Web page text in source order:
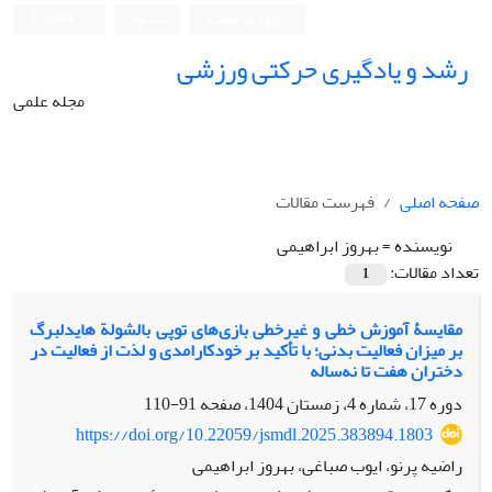
رشد و یادگیری حرکتی ورزشی
مجله علمی
صفحه اصلی
فهرست مقالات
نویسنده =بهروز ابراهیمی
تعداد مقالات:
1
مقایسۀ آموزش خطی و غیرخطی بازی‌های توپی بالشولة هایدلبرگ
بر میزان فعالیت بدنی؛ با تأکید بر خودکارامدی و لذت از فعالیت در
دختران هفت تا نه‌ساله
دوره 17، شماره 4، زمستان 1404، صفحه
91-110
https://doi.org/10.22059/jsmdl.2025.383894.1803
راضیه پرنو، ایوب صباغی، بهروز ابراهیمی